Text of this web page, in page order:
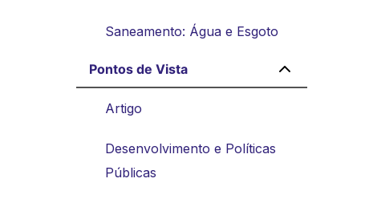
Saneamento: Água e Esgoto
Pontos de Vista
Artigo
Desenvolvimento e Políticas
Públicas